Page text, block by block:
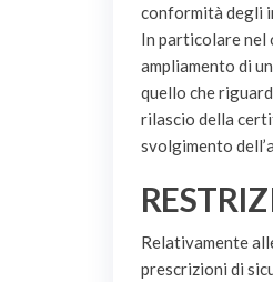
conformità degli
In particolare nel
ampliamento di
quello che
rilascio della
svolgimento
Relativamente
prescrizioni di